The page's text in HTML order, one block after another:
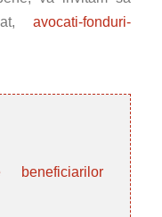
avocati-fonduri-